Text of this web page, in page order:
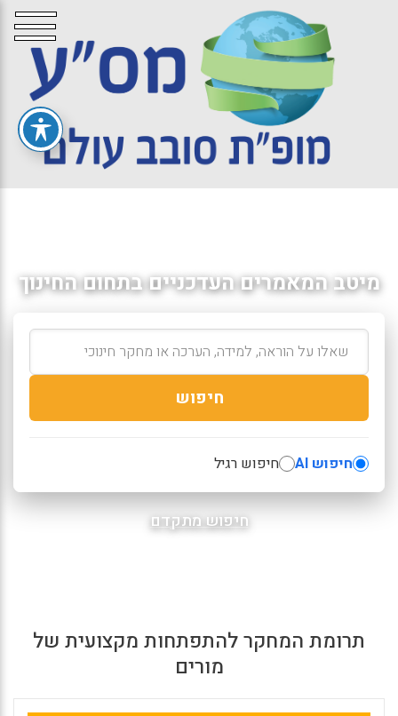
מיטב המאמרים העדכניים בתחום החינוך
חיפוש
חיפוש AI חיפוש רגיל
חיפוש מתקדם
תרומת המחקר להתפתחות מקצועית של
מורים